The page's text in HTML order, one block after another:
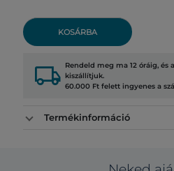
KOSÁRBA
local_shipping Rendeld meg ma 12 óráig, és
kiszállítjuk.
60.000 Ft felett ingyenes a
Termékinformáció